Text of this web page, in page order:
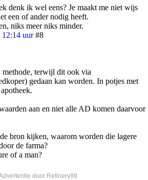
denk ik wel eens? Je maakt me niet wijs
een of ander nodig heeft.
niks meer niks minder.
12:14 uur #8
methode, terwijl dit ook via
gedaan kan worden. In potjes met
aan en niet alle AD komen daarvoor
bron kijken, waarom worden die lagere
de farma?
of a man?
door Refinery89